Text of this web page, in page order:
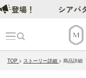
TOP ストーリー詳細 商品詳細
場！ シアバタ